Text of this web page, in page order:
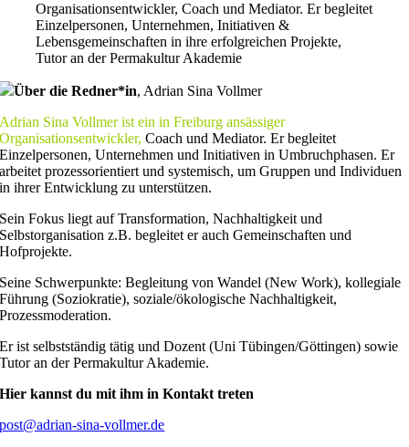
Organisationsentwickler, Coach und Mediator. Er begleitet
Einzelpersonen, Unternehmen, Initiativen &
Lebensgemeinschaften in ihre erfolgreichen Projekte,
Tutor an der Permakultur Akademie
Über die Redner*in, Adrian Sina Vollmer
Adrian Sina Vollmer ist ein in Freiburg ansässiger
Organisationsentwickler,Coach und Mediator. Er begleitet
Einzelpersonen, Unternehmen und Initiativen in Umbruchphasen. Er
arbeitet prozessorientiert und systemisch, um Gruppen und Individuen
in ihrer Entwicklung zu unterstützen.
Sein Fokus liegt auf Transformation, Nachhaltigkeit und
Selbstorganisation z.B. begleitet er auch Gemeinschaften und
Hofprojekte.
Seine Schwerpunkte: Begleitung von Wandel (New Work), kollegiale
Führung (Soziokratie), soziale/ökologische Nachhaltigkeit,
Prozessmoderation.
Er ist selbstständig tätig und Dozent (Uni Tübingen/Göttingen) sowie
Tutor an der Permakultur Akademie.
Hier kannst du mit ihm in Kontakt treten
post@adrian-sina-vollmer.de